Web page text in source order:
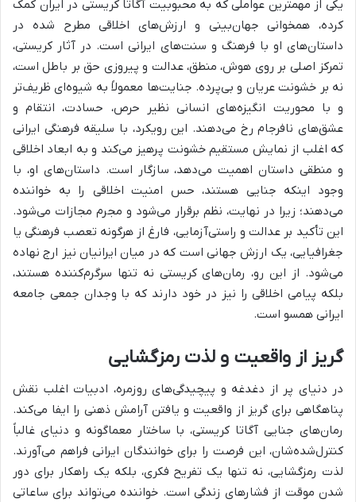
یکی از مهمترین عواملی که به محبوبیت آگاتا کریستی در ایران کمک
کرده، همخوانی جهان‌بینی و ارزش‌های اخلاقی مطرح شده در
داستان‌های او با فرهنگ و سنت‌های ایرانی است. در آثار کریستی،
تمرکز اصلی بر روی هوش، منطق، عدالت و پیروزی حق بر باطل است،
نه بر خشونت عریان و بی‌پرده. جنایت‌ها معمولاً به شیوه‌ای ظریف‌تر
و با محوریت انگیزه‌های انسانی نظیر حرص، حسادت، انتقام و
عشق‌های نافرجام رخ می‌دهند. این رویکرد، با سلیقه فرهنگی ایرانی
که اغلب از نمایش مستقیم خشونت پرهیز می‌کند و به ابعاد اخلاقی
و منطقی داستان اهمیت می‌دهد، سازگار است. داستان‌های او، با
وجود اینکه جنایی هستند، حس امنیت اخلاقی را به خواننده
می‌دهند؛ زیرا در نهایت، نظم برقرار می‌شود و مجرم مجازات می‌شود.
این تأکید بر عدالت و راستی‌آزمایی، فارغ از هرگونه تعصب فرهنگی یا
جغرافیایی، یک ارزش جهانی است که در میان ایرانیان نیز ارج نهاده
می‌شود. از این رو، رمان‌های کریستی نه تنها سرگرم‌کننده هستند،
بلکه پیامی اخلاقی را نیز در خود دارند که با وجدان جمعی جامعه
ایرانی همسو است.
گریز از واقعیت و لذت رمزگشایی
در دنیای پر از دغدغه و پیچیدگی‌های روزمره، ادبیات اغلب نقش
پناهگاهی برای گریز از واقعیت و یافتن آرامش ذهنی را ایفا می‌کند.
رمان‌های جنایی آگاتا کریستی، با ساختار معماگونه و دنیای غالباً
کنترل‌شده‌شان، این فرصت را برای خوانندگان ایرانی فراهم می‌آورند.
لذت رمزگشایی، نه تنها یک تفریح فکری، بلکه یک راهکار برای دور
شدن موقت از فشارهای زندگی است. خواننده می‌تواند برای ساعاتی